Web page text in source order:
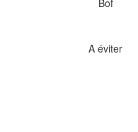
Bof
A éviter